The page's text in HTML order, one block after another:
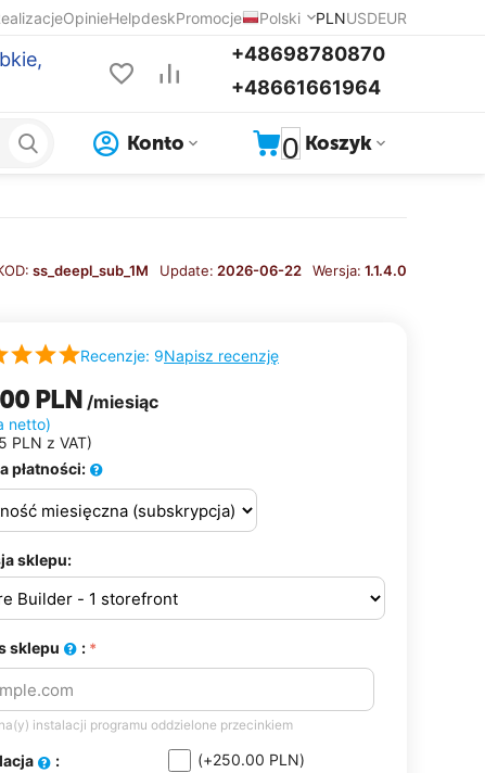
OpinieHelpdeskPromocje Polski PLNUSDEUR
+48698780870
+48661661964
0 Koszyk
Konto
ss_deepl_sub_1M Update: 2026-06-22 Wersja: 1.1.4.0
Recenzje: 9Napisz recenzję
PLN /miesiąc
netto)
PLN z VAT)
płatności:
sklepu:
sklepu :
instalacji programu oddzielone przecinkiem
: (+250.00 PLN)